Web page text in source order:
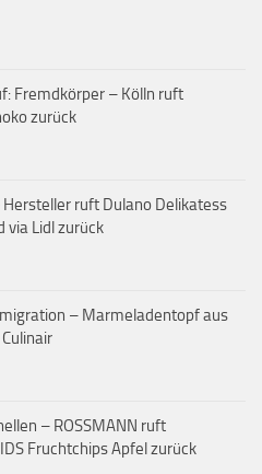
Fremdkörper – Kölln ruft
zurück
Hersteller ruft Dulano Delikatess
via Lidl zurück
– Marmeladentopf aus
– ROSSMANN ruft
Fruchtchips Apfel zurück